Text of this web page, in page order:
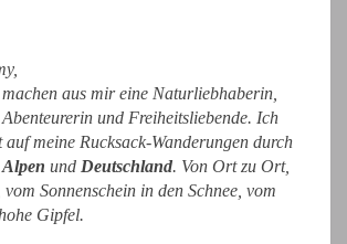
aus mir eine Naturliebhaberin,
und Freiheitsliebende. Ich
meine Rucksack-Wanderungen durch
Alpen und Deutschland. Von Ort zu Ort,
Sonnenschein in den Schnee, vom
Gipfel.